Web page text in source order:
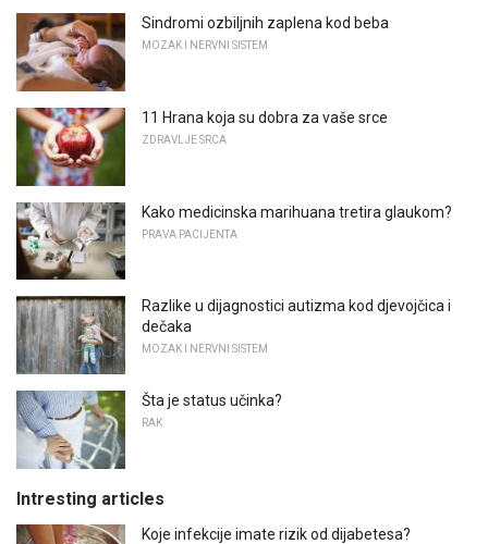
Sindromi ozbiljnih zaplena kod beba
MOZAK I NERVNI SISTEM
11 Hrana koja su dobra za vaše srce
ZDRAVLJE SRCA
Kako medicinska marihuana tretira glaukom?
PRAVA PACIJENTA
Razlike u dijagnostici autizma kod djevojčica i
dečaka
MOZAK I NERVNI SISTEM
Šta je status učinka?
RAK
Intresting articles
Koje infekcije imate rizik od dijabetesa?